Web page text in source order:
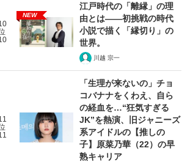
NEW
江戸時代の「離縁」の理
由とは――初挑戦の時代
小説で描く「縁切り」の
世界。
川越 宗一
「生理が来ないの」チョ
コバナナをくわえ、自ら
の経血を…“狂気すぎる
JK”を熱演、旧ジャニーズ
系アイドルの【推しの
子】原菜乃華（22）の早
熟キャリア